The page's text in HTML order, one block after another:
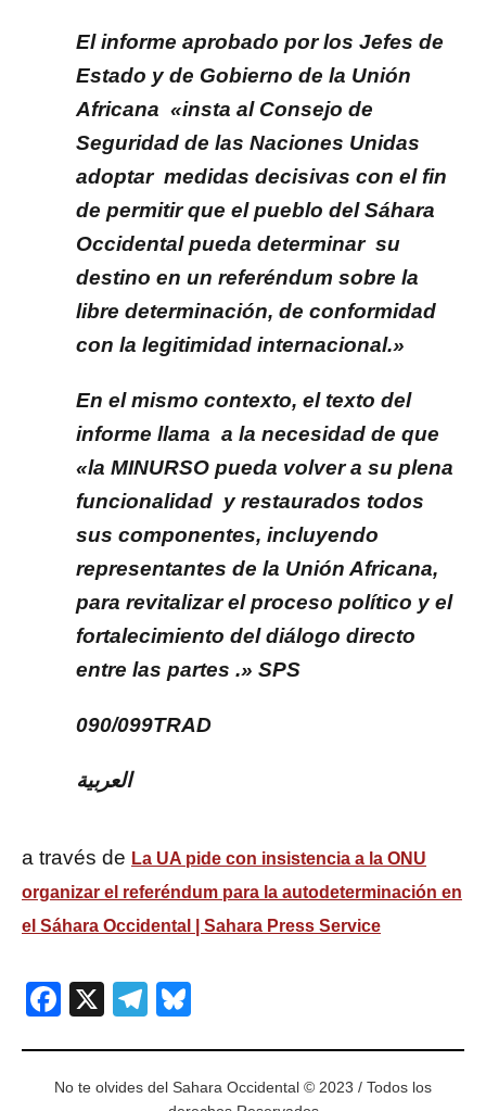
El informe aprobado por los Jefes de
Estado y de Gobierno de la Unión
Africana «insta al Consejo de
Seguridad de las Naciones Unidas
adoptar medidas decisivas con el fin
de permitir que el pueblo del Sáhara
Occidental pueda determinar su
destino en un referéndum sobre la
libre determinación, de conformidad
con la legitimidad internacional.»
En el mismo contexto, el texto del
informe llama a la necesidad de que
«la MINURSO pueda volver a su plena
funcionalidad y restaurados todos
sus componentes, incluyendo
representantes de la Unión Africana,
para revitalizar el proceso político y el
fortalecimiento del diálogo directo
entre las partes .» SPS
090/099TRAD
العربية
a través de La UA pide con insistencia a la ONU
organizar el referéndum para la autodeterminación en
el Sáhara Occidental | Sahara Press Service
Facebook
X Telegram
No te olvides del Sahara Occidental © 2023 / Todos los